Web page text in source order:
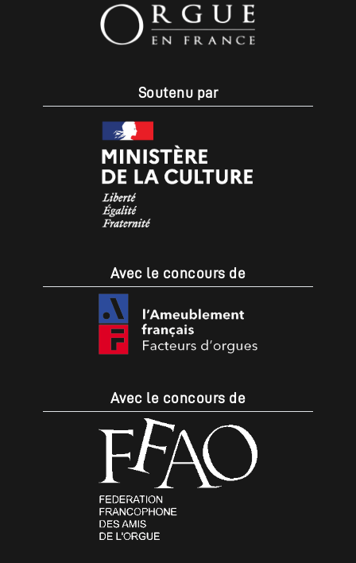
Soutenu par
Avec le concours de
Avec le concours de